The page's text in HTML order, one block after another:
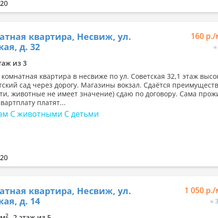
квартира, Несвиж, ул.
д. 32
160
из 3
комнатная квартира в несвиже по ул. Советская 32,1 этаж
сад через дорогу. Магазины вокзал. Сдаётся
животные не имеет значение) сдаю по договору. Сама
платят...
С животными С детьми
квартира, Несвиж, ул.
д. 14
1 050
≈
2